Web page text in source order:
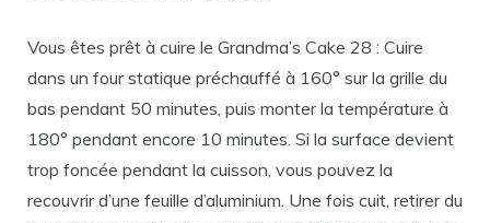
Vous êtes prêt à cuire le Grandma’s Cake 28 : Cuire
dans un four statique préchauffé à 160° sur la grille du
bas pendant 50 minutes, puis monter la température à
180° pendant encore 10 minutes. Si la surface devient
trop foncée pendant la cuisson, vous pouvez la
recouvrir d’une feuille d’aluminium. Une fois cuit, retirer du